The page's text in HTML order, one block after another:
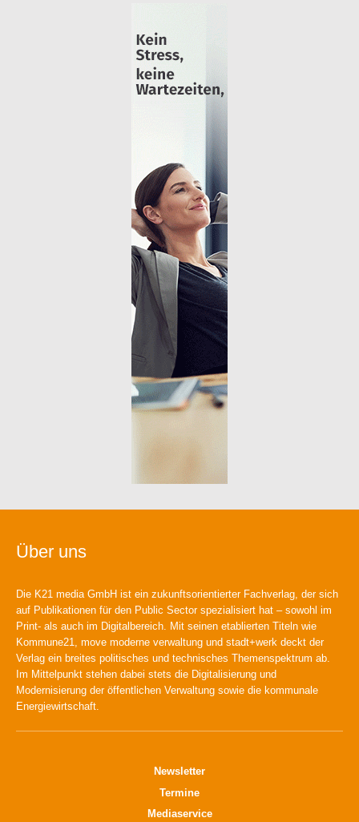
Über uns
Die K21 media GmbH ist ein zukunftsorientierter Fachverlag, der sich
auf Publikationen für den Public Sector spezialisiert hat – sowohl im
Print- als auch im Digitalbereich. Mit seinen etablierten Titeln wie
Kommune21, move moderne verwaltung und stadt+werk deckt der
Verlag ein breites politisches und technisches Themenspektrum ab.
Im Mittelpunkt stehen dabei stets die Digitalisierung und
Modernisierung der öffentlichen Verwaltung sowie die kommunale
Energiewirtschaft.
Newsletter
Termine
Mediaservice